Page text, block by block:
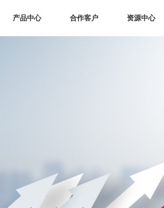
产品中心 合作客户 资源中心